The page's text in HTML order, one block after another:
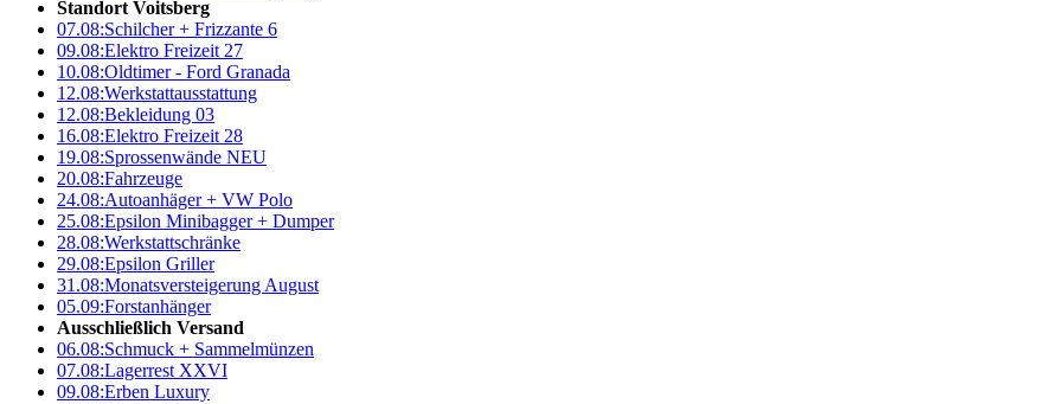
Standort Voitsberg
07.08:Schilcher + Frizzante 6
09.08:Elektro Freizeit 27
10.08:Oldtimer - Ford Granada
12.08:Werkstattausstattung
12.08:Bekleidung 03
16.08:Elektro Freizeit 28
19.08:Sprossenwände NEU
20.08:Fahrzeuge
24.08:Autoanhäger + VW Polo
25.08:Epsilon Minibagger + Dumper
28.08:Werkstattschränke
29.08:Epsilon Griller
31.08:Monatsversteigerung August
05.09:Forstanhänger
Ausschließlich Versand
06.08:Schmuck + Sammelmünzen
07.08:Lagerrest XXVI
09.08:Erben Luxury